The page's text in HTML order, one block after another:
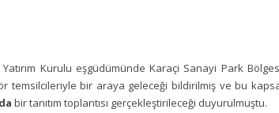
Yatırım Kurulu eşgüdümünde Karaçi Sanayi Park
temsilcileriyle bir araya geleceği bildirilmiş ve bu
bir tanıtım toplantısı gerçekleştirileceği duyurulmuştu.